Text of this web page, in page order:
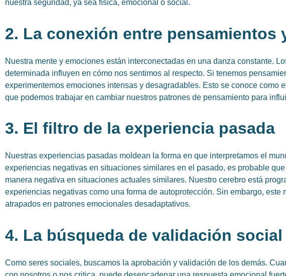
nuestra seguridad, ya sea física, emocional o social.
2. La conexión entre pensamientos
Nuestra mente y emociones están interconectadas en una danza constante.
determinada influyen en cómo nos sentimos al respecto. Si tenemos
experimentemos emociones intensas y desagradables. Esto se conoce como
que podemos trabajar en cambiar nuestros patrones de pensamiento para
3. El filtro de la experiencia pasada
Nuestras experiencias pasadas moldean la forma en que interpretamos el
experiencias negativas en situaciones similares en el pasado, es probable
manera negativa en situaciones actuales similares. Nuestro cerebro está
experiencias negativas como una forma de autoprotección. Sin embargo,
atrapados en patrones emocionales desadaptativos.
4. La búsqueda de validación social
Como seres sociales, buscamos la aprobación y validación de los demás.